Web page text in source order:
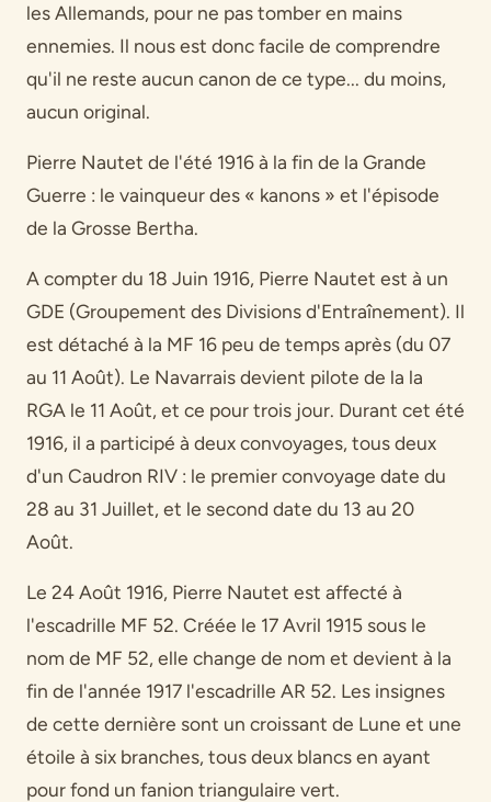
les Allemands, pour ne pas tomber en mains
ennemies. Il nous est donc facile de comprendre
qu'il ne reste aucun canon de ce type... du moins,
aucun original.
Pierre Nautet de l'été 1916 à la fin de la Grande
Guerre : le vainqueur des « kanons » et l'épisode
de la Grosse Bertha.
A compter du 18 Juin 1916, Pierre Nautet est à un
GDE (Groupement des Divisions d'Entraînement). Il
est détaché à la MF 16 peu de temps après (du 07
au 11 Août). Le Navarrais devient pilote de la la
RGA le 11 Août, et ce pour trois jour. Durant cet été
1916, il a participé à deux convoyages, tous deux
d'un Caudron RIV : le premier convoyage date du
28 au 31 Juillet, et le second date du 13 au 20
Août.
Le 24 Août 1916, Pierre Nautet est affecté à
l'escadrille MF 52. Créée le 17 Avril 1915 sous le
nom de MF 52, elle change de nom et devient à la
fin de l'année 1917 l'escadrille AR 52. Les insignes
de cette dernière sont un croissant de Lune et une
étoile à six branches, tous deux blancs en ayant
pour fond un fanion triangulaire vert.